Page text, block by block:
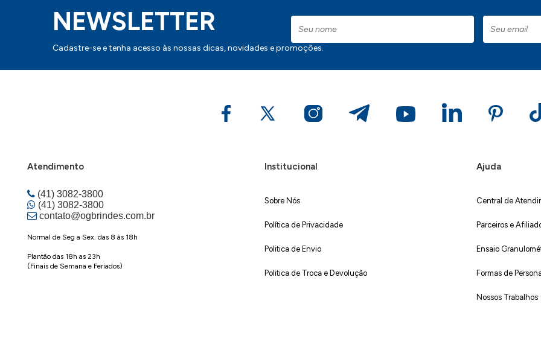
NEWSLETTER
Cadastre-se e tenha acesso às nossas dicas, novidades e promoções.
Atendimento
(41) 3082-3800
(41) 3082-3800
contato@ogbrindes.com.br
Normal de Seg a Sex. das 8 às 18h
Plantão das 18h as 23h
(Finais de Semana e Feriados)
Institucional
Sobre Nós
Política de Privacidade
Politica de Envio
Politica de Troca e Devolução
Ajuda
Central de
Parceiros e
Ensaio
Formas de
Nossos Trabalhos